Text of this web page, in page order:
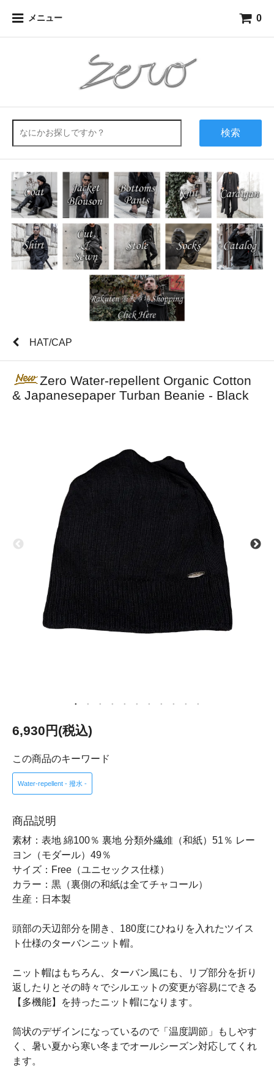
メニュー 0
検索
HAT/CAP
Zero Water-repellent Organic Cotton
& Japanesepaper Turban Beanie - Black
6,930円(税込)
この商品のキーワード
Water-repellent - 撥水 -
商品説明
素材：表地 綿100％ 裏地 分類外繊維（和紙）51％ レー
ヨン（モダール）49％
サイズ：Free（ユニセックス仕様）
カラー：黒（裏側の和紙は全てチャコール）
生産：日本製
頭部の天辺部分を開き、180度にひねりを入れたツイス
ト仕様のターバンニット帽。
ニット帽はもちろん、ターバン風にも、リブ部分を折り
返したりとその時々でシルエットの変更が容易にできる
【多機能】を持ったニット帽になります。
筒状のデザインになっているので「温度調節」もしやす
く、暑い夏から寒い冬までオールシーズン対応してくれ
ます。